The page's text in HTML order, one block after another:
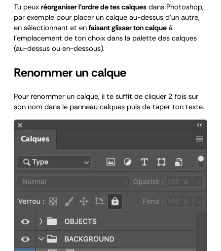
Tu peux réorganiser l’ordre de tes calques dans Photoshop,
par exemple pour placer un calque au-dessus d’un autre,
en sélectionnant et en faisant glisser ton calque à
l’emplacement de ton choix dans la palette des calques
(au-dessus ou en-dessous).
Renommer un calque
Pour renommer un calque, il te suffit de cliquer 2 fois sur
son nom dans le panneau calques puis de taper ton texte.